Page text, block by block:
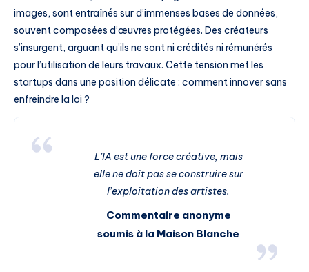
images, sont entraînés sur d’immenses bases de données,
souvent composées d’œuvres protégées. Des créateurs
s’insurgent, arguant qu’ils ne sont ni crédités ni rémunérés
pour l’utilisation de leurs travaux. Cette tension met les
startups dans une position délicate : comment innover sans
enfreindre la loi ?
L’IA est une force créative, mais
elle ne doit pas se construire sur
l’exploitation des artistes.
Commentaire anonyme
soumis à la Maison Blanche